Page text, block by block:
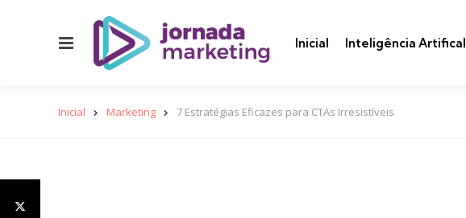
Inicial Inteligência Artifical
Inicial Marketing 7 Estratégias Eficazes para CTAs Irresistíveis